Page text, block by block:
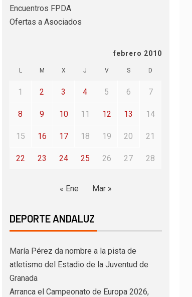
Encuentros FPDA
Ofertas a Asociados
febrero 2010
L M X J V S D
1 2 3 4 5 6 7
8 9 10 11 12 13 14
15 16 17 18 19 20 21
22 23 24 25 26 27 28
« Ene Mar »
DEPORTE ANDALUZ
María Pérez da nombre a la pista de
atletismo del Estadio de la Juventud de
Granada
Arranca el Campeonato de Europa 2026,